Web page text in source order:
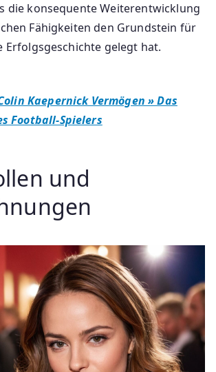
die konsequente Weiterentwicklung
Fähigkeiten den Grundstein für
Erfolgsgeschichte gelegt hat.
Kaepernick Vermögen » Das
Football-Spielers
und